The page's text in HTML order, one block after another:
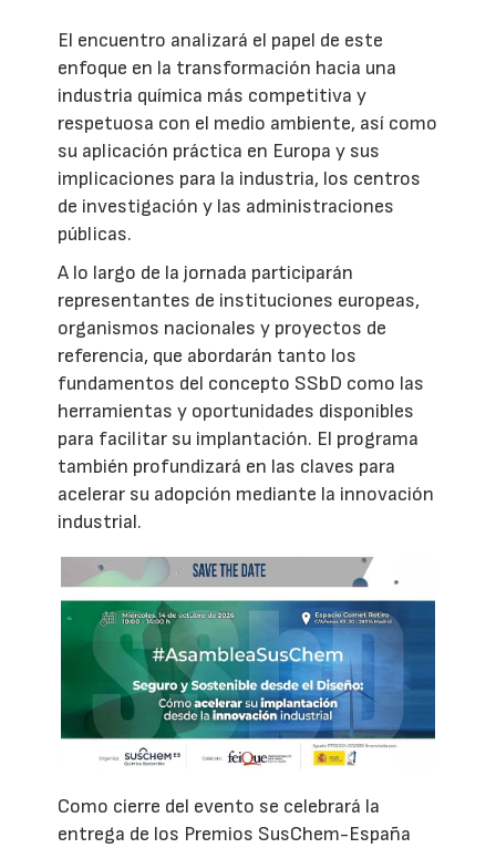
El encuentro analizará el papel de este
enfoque en la transformación hacia una
industria química más competitiva y
respetuosa con el medio ambiente, así como
su aplicación práctica en Europa y sus
implicaciones para la industria, los centros
de investigación y las administraciones
públicas.
A lo largo de la jornada participarán
representantes de instituciones europeas,
organismos nacionales y proyectos de
referencia, que abordarán tanto los
fundamentos del concepto SSbD como las
herramientas y oportunidades disponibles
para facilitar su implantación. El programa
también profundizará en las claves para
acelerar su adopción mediante la innovación
industrial.
Como cierre del evento se celebrará la
entrega de los Premios SusChem-España